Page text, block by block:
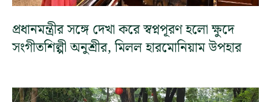
প্রধানমন্ত্রীর সঙ্গে দেখা করে স্বপ্নপূরণ হলো ক্ষুদে
সংগীতশিল্পী অনুশ্রীর, মিলল হারমোনিয়াম উপহার